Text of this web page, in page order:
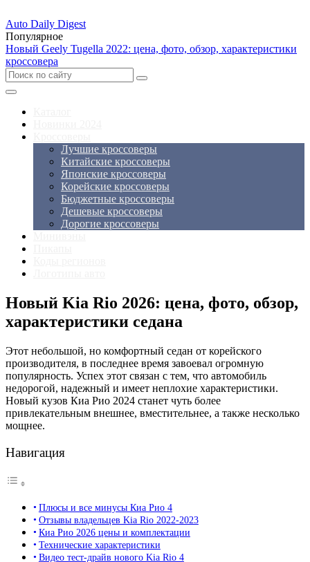
Auto Daily Digest
Популярное
Новый Geely Tugella 2022: цена, фото, обзор, характеристики
кроссовера
Лучшие кроссоверы
Китайские кроссоверы
Японские кроссоверы
Корейские кроссоверы
Бюджетные кроссоверы
Дешевые кроссоверы
Дорогие кроссоверы
Новый Kia Rio 2026: цена, фото, обзор,
характеристики седана
Этот небольшой, но комфортный седан от корейского
производителя, в последнее время завоевал огромную
популярность. Успех этот связан с тем, что автомобиль
недорогой, надежный и имеет неплохие характеристики.
Новый кузов Киа Рио 2024 станет чуть более
привлекательным внешнее, вместительнее, а также несколько
мощнее.
Навигация
Плюсы и все минусы Киа Рио 4
Отзывы владельцев Kia Rio 2022-2023
Киа Рио 2026 цены и комплектации
Технические характеристики
Видео тест-драйв нового Kia Rio 4